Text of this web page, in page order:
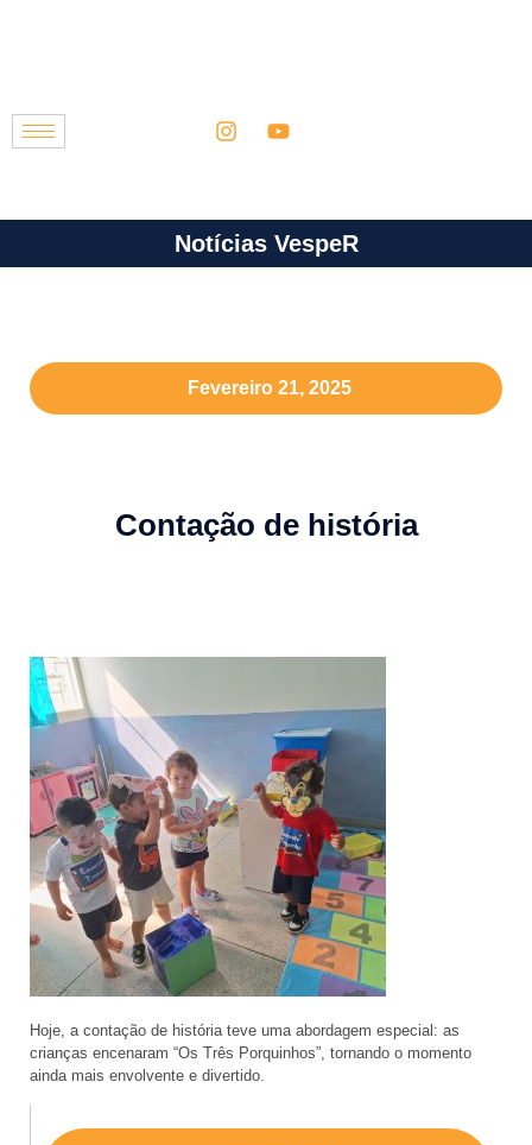
Notícias VespeR
Fevereiro 21, 2025
Contação de história
Hoje, a contação de história teve uma abordagem especial: as
crianças encenaram “Os Três Porquinhos”, tornando o momento
ainda mais envolvente e divertido.